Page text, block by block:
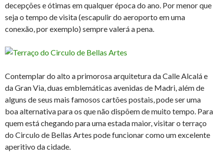
decepções e ótimas em qualquer época do ano. Por menor que
seja o tempo de visita (escapulir do aeroporto em uma
conexão, por exemplo) sempre valerá a pena.
Contemplar do alto a primorosa arquitetura da Calle Alcalá e
da Gran Via, duas emblemáticas avenidas de Madri, além de
alguns de seus mais famosos cartões postais, pode ser uma
boa alternativa para os que não dispõem de muito tempo. Para
quem está chegando para uma estada maior, visitar o terraço
do Circulo de Bellas Artes pode funcionar como um excelente
aperitivo da cidade.